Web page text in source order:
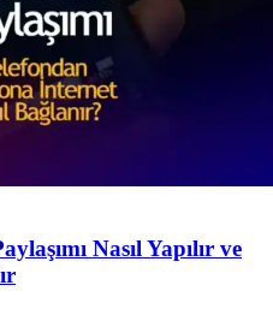
Nasıl Yapılır ve